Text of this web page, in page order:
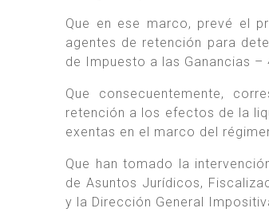
Que en ese marco, prevé el
agentes de retención para
de Impuesto a las Ganancias –
Que consecuentemente,
retención a los efectos de la
exentas en el marco del
Que han tomado la
de Asuntos Jurídicos,
y la Dirección General